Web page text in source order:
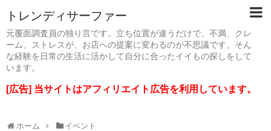
トレンディサーファー
元覆面調査員の独り言です。立ち位置が違うだけで、不満、クレ
ーム、ストレスが、お店への提案に変わるのが不思議です。そん
な経験を日常の生活に活かして自分に合ったイイもの探しをして
います。
[広告] 当サイトはアフィリエイト広告を利用しています。
ホーム イベント